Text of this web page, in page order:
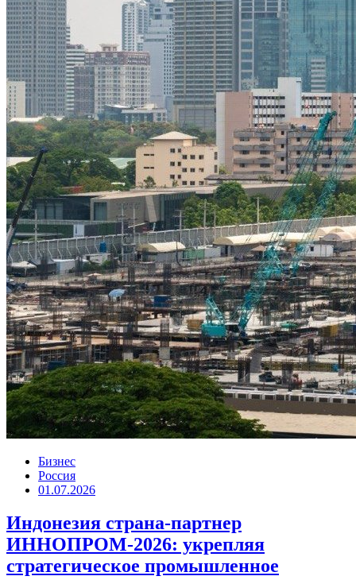
Бизнес
Россия
01.07.2026
Индонезия страна-партнер
ИННОПРОМ-2026: укрепляя
стратегическое промышленное